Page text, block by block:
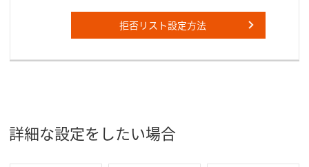
拒否リスト設定方法
詳細な設定をしたい場合